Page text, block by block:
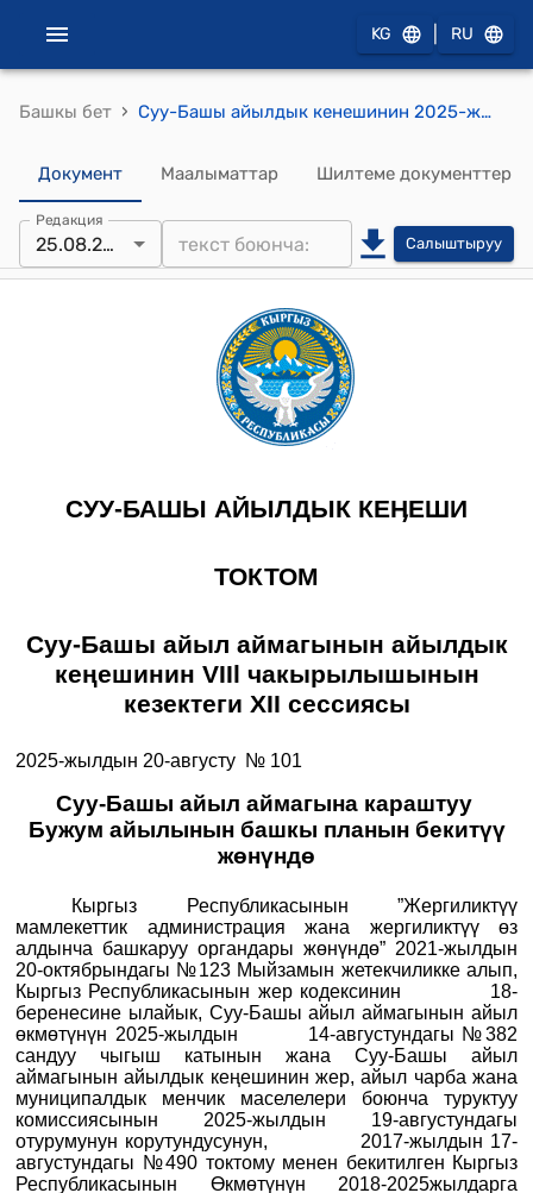
KG RU
Башкы бет › Суу-Башы айылдык кенешинин 2025-жылдын 20-августундагы №101 "Суу-Башы айыл аймагына караштуу Бужум айылынын башкы планын бекитүү жөнүндө" токтому
Документ Маалыматтар Шилтеме документтер
Редакция
25.08.2025 Салыштыруу